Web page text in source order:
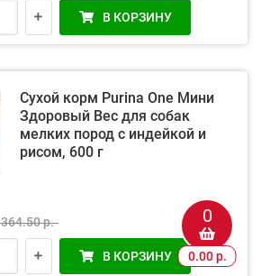
0
0.00 р.
В КОРЗИНУ
Сухой корм Purina One Мини
Здоровый Вес для собак
мелких пород с индейкой и
рисом, 600 г
364.50 р.
В КОРЗИНУ